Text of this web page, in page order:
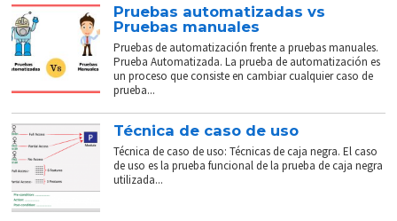
Pruebas automatizadas vs
Pruebas manuales
Pruebas de automatización frente a pruebas manuales.
Prueba Automatizada. La prueba de automatización es
un proceso que consiste en cambiar cualquier caso de
prueba...
Técnica de caso de uso
Técnica de caso de uso: Técnicas de caja negra. El caso
de uso es la prueba funcional de la prueba de caja negra
utilizada...